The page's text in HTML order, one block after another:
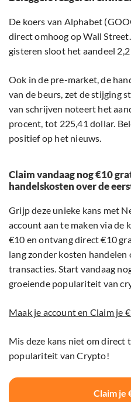
De koers van Alphabet
direct omhoog op Wall
gisteren sloot het aandeel
Ook in de pre-market, de
van de beurs, zet de stijging
van schrijven noteert het
procent, tot 225,41 dollar.
positief op het nieuws.
Claim vandaag nog €10
handelskosten over de
Grijp deze unieke kans met
account aan te maken via de
€10 en ontvang direct €10
lang zonder kosten handelen
transacties. Start vandaag
groeiende populariteit van
Maak je account en Claim je
Mis deze kans niet om direct
populariteit van Crypto!
Claim je